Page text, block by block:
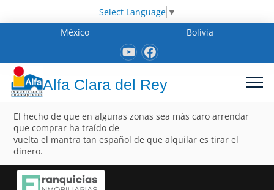
Select Language ▼
México
Bolivia
Alfa Clara del Rey
El hecho de que en algunas zonas sea más caro arrendar
que comprar ha traído de
vuelta el mantra tan español de que alquilar es tirar el
dinero.